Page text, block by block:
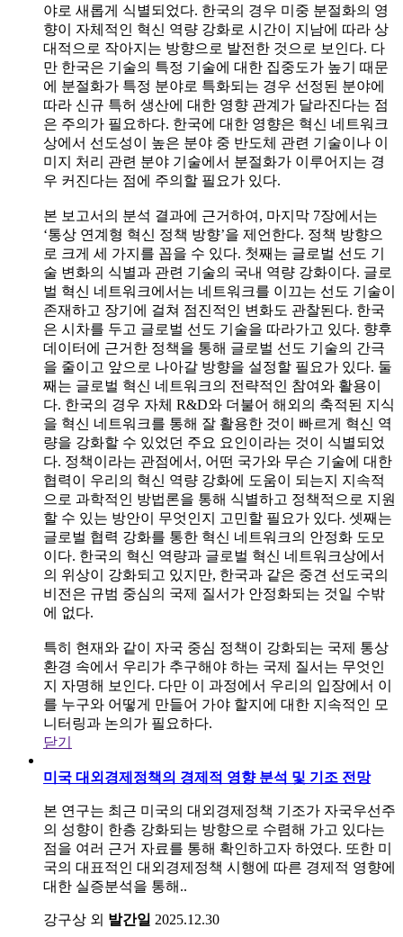
야로 새롭게 식별되었다. 한국의 경우 미중 분절화의 영
향이 자체적인 혁신 역량 강화로 시간이 지남에 따라 상
대적으로 작아지는 방향으로 발전한 것으로 보인다. 다
만 한국은 기술의 특정 기술에 대한 집중도가 높기 때문
에 분절화가 특정 분야로 특화되는 경우 선정된 분야에
따라 신규 특허 생산에 대한 영향 관계가 달라진다는 점
은 주의가 필요하다. 한국에 대한 영향은 혁신 네트워크
상에서 선도성이 높은 분야 중 반도체 관련 기술이나 이
미지 처리 관련 분야 기술에서 분절화가 이루어지는 경
우 커진다는 점에 주의할 필요가 있다.
본 보고서의 분석 결과에 근거하여, 마지막 7장에서는
‘통상 연계형 혁신 정책 방향’을 제언한다. 정책 방향으
로 크게 세 가지를 꼽을 수 있다. 첫째는 글로벌 선도 기
술 변화의 식별과 관련 기술의 국내 역량 강화이다. 글로
벌 혁신 네트워크에서는 네트워크를 이끄는 선도 기술이
존재하고 장기에 걸쳐 점진적인 변화도 관찰된다. 한국
은 시차를 두고 글로벌 선도 기술을 따라가고 있다. 향후
데이터에 근거한 정책을 통해 글로벌 선도 기술의 간극
을 줄이고 앞으로 나아갈 방향을 설정할 필요가 있다. 둘
째는 글로벌 혁신 네트워크의 전략적인 참여와 활용이
다. 한국의 경우 자체 R&D와 더불어 해외의 축적된 지식
을 혁신 네트워크를 통해 잘 활용한 것이 빠르게 혁신 역
량을 강화할 수 있었던 주요 요인이라는 것이 식별되었
다. 정책이라는 관점에서, 어떤 국가와 무슨 기술에 대한
협력이 우리의 혁신 역량 강화에 도움이 되는지 지속적
으로 과학적인 방법론을 통해 식별하고 정책적으로 지원
할 수 있는 방안이 무엇인지 고민할 필요가 있다. 셋째는
글로벌 협력 강화를 통한 혁신 네트워크의 안정화 도모
이다. 한국의 혁신 역량과 글로벌 혁신 네트워크상에서
의 위상이 강화되고 있지만, 한국과 같은 중견 선도국의
비전은 규범 중심의 국제 질서가 안정화되는 것일 수밖
에 없다.
특히 현재와 같이 자국 중심 정책이 강화되는 국제 통상
환경 속에서 우리가 추구해야 하는 국제 질서는 무엇인
지 자명해 보인다. 다만 이 과정에서 우리의 입장에서 이
를 누구와 어떻게 만들어 가야 할지에 대한 지속적인 모
니터링과 논의가 필요하다.
닫기
미국 대외경제정책의 경제적 영향 분석 및 기조 전망
본 연구는 최근 미국의 대외경제정책 기조가 자국우선주
의 성향이 한층 강화되는 방향으로 수렴해 가고 있다는
점을 여러 근거 자료를 통해 확인하고자 하였다. 또한 미
국의 대표적인 대외경제정책 시행에 따른 경제적 영향에
대한 실증분석을 통해..
강구상 외 발간일 2025.12.30